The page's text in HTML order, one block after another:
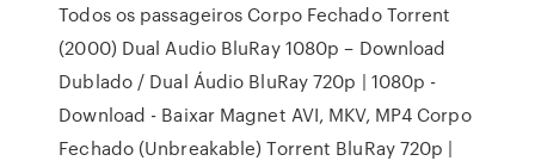
Todos os passageiros Corpo Fechado Torrent
(2000) Dual Audio BluRay 1080p – Download
Dublado / Dual Áudio BluRay 720p | 1080p -
Download - Baixar Magnet AVI, MKV, MP4 Corpo
Fechado (Unbreakable) Torrent BluRay 720p |